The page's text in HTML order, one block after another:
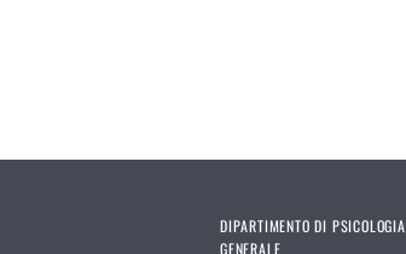
DIPARTIMENTO DI PSICOLOGIA
GENERALE